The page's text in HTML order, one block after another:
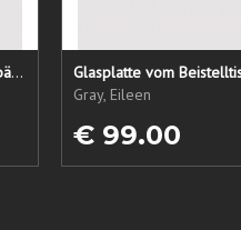
LC1 Ersatzsitz + Rücken + Armlehnenbänder
Glasplatte vom
Gray, Eileen
€ 99.00